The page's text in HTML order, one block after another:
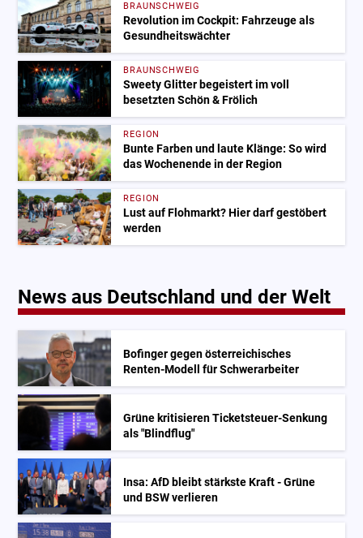
BRAUNSCHWEIG
Revolution im Cockpit: Fahrzeuge als
Gesundheitswächter
BRAUNSCHWEIG
Sweety Glitter begeistert im voll
besetzten Schön & Frölich
REGION
Bunte Farben und laute Klänge: So wird
das Wochenende in der Region
REGION
Lust auf Flohmarkt? Hier darf gestöbert
werden
News aus Deutschland und der Welt
Bofinger gegen österreichisches
Renten-Modell für Schwerarbeiter
Grüne kritisieren Ticketsteuer-Senkung
als "Blindflug"
Insa: AfD bleibt stärkste Kraft - Grüne
und BSW verlieren